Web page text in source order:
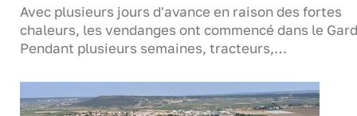
Avec plusieurs jours d'avance en raison des fortes
chaleurs, les vendanges ont commencé dans le
Pendant plusieurs semaines, tracteurs,…